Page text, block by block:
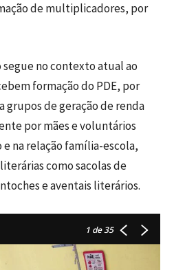
de multiplicadores, por
segue no contexto atual ao
formação do PDE, por
grupos de geração de renda
por mães e voluntários
na relação família-escola,
como sacolas de
e aventais literários.
1 de 35